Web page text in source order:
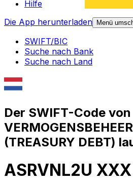
Hilfe
Die App herunterladen
Menü
SWIFT/BIC
Suche nach Bank
Suche nach Land
Der SWIFT-Code von
(TREASURY DEBT)
ASRVNL2U XXX